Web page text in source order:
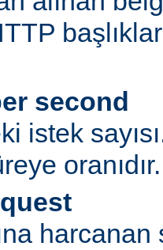
second
istek
oranıdır.